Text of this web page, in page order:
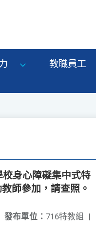
教職員工
身心障礙集中式特
師參加，請查照。
發布單位： 716特教組 |